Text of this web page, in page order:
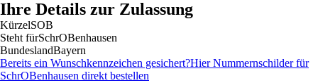
Ihre Details zur Zulassung
KürzelSOB
Steht fürSchrOBenhausen
BundeslandBayern
Bereits ein Wunschkennzeichen gesichert?Hier Nummernschilder für
SchrOBenhausen direkt bestellen